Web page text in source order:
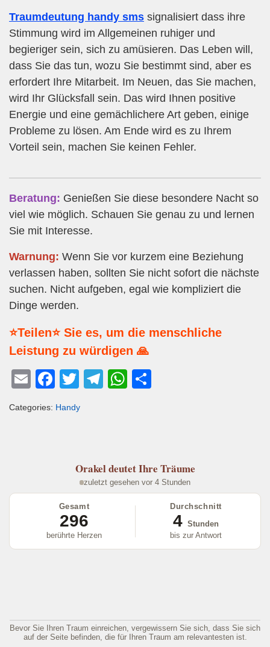
Traumdeutung handy sms signalisiert dass ihre
Stimmung wird im Allgemeinen ruhiger und
begieriger sein, sich zu amüsieren. Das Leben will,
dass Sie das tun, wozu Sie bestimmt sind, aber es
erfordert Ihre Mitarbeit. Im Neuen, das Sie machen,
wird Ihr Glücksfall sein. Das wird Ihnen positive
Energie und eine gemächlichere Art geben, einige
Probleme zu lösen. Am Ende wird es zu Ihrem
Vorteil sein, machen Sie keinen Fehler.
Beratung: Genießen Sie diese besondere Nacht so
viel wie möglich. Schauen Sie genau zu und lernen
Sie mit Interesse.
Warnung: Wenn Sie vor kurzem eine Beziehung
verlassen haben, sollten Sie nicht sofort die nächste
suchen. Nicht aufgeben, egal wie kompliziert die
Dinge werden.
⭐Teilen⭐ Sie es, um die menschliche
Leistung zu würdigen 🙏
E
ail
F
c
o
k
T
T
m
W
p
p
Categories: Handy
Orakeldeutet Ihre Träume
zuletzt gesehen vor 4 Stunden
Gesamt
296
berührte Herzen
Durchschnitt
4 Stunden
bis zur Antwort
Bevor Sie Ihren Traum einreichen, vergewissern Sie sich, dass Sie sich
auf der Seite befinden, die für Ihren Traum am relevantesten ist.